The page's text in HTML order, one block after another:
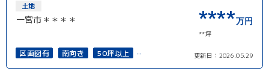
土地
一宮市＊＊＊＊ ****万円
**坪
区画図有 南向き
50坪以上
更新日： 2026.05.29